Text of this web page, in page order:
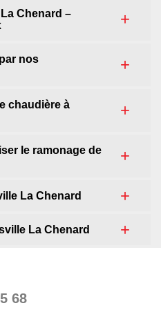
Chenard –
nos
chaudière à
le ramonage de
La Chenard
La Chenard
68